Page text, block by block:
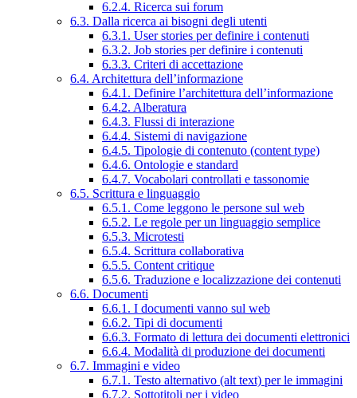
6.2.4. Ricerca sui forum
6.3. Dalla ricerca ai bisogni degli utenti
6.3.1. User stories per definire i contenuti
6.3.2. Job stories per definire i contenuti
6.3.3. Criteri di accettazione
6.4. Architettura dell’informazione
6.4.1. Definire l’architettura dell’informazione
6.4.2. Alberatura
6.4.3. Flussi di interazione
6.4.4. Sistemi di navigazione
6.4.5. Tipologie di contenuto (content type)
6.4.6. Ontologie e standard
6.4.7. Vocabolari controllati e tassonomie
6.5. Scrittura e linguaggio
6.5.1. Come leggono le persone sul web
6.5.2. Le regole per un linguaggio semplice
6.5.3. Microtesti
6.5.4. Scrittura collaborativa
6.5.5. Content critique
6.5.6. Traduzione e localizzazione dei contenuti
6.6. Documenti
6.6.1. I documenti vanno sul web
6.6.2. Tipi di documenti
6.6.3. Formato di lettura dei documenti elettronici
6.6.4. Modalità di produzione dei documenti
6.7. Immagini e video
6.7.1. Testo alternativo (alt text) per le immagini
6.7.2. Sottotitoli per i video